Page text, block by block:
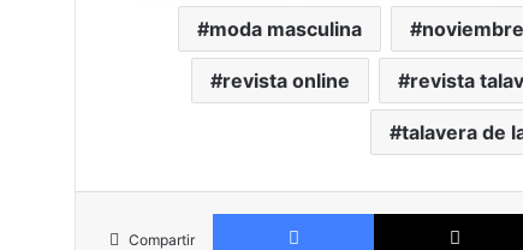
moda masculina noviembre
revista online revista
talavera de
Compartir
Facebook